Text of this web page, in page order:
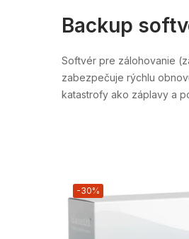
Backup
Softvér pre zálohovanie
zabezpečuje rýchlu
katastrofy ako záplavy a
-30%